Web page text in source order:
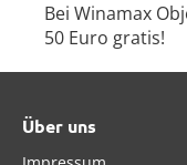
Bei Winamax
50 Euro gratis!
Über uns